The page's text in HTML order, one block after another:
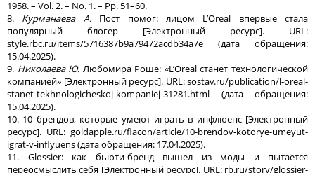
1958. – Vol. 2. – No. 1. – Pp. 51–60.
8. Курманаева А.Пост помог: лицом L’Oreal впервые стала
популярный блогер [Электронный ресурс]. URL:
style.rbc.ru/items/5716387b9a79472acdb34a7e (дата обращения:
15.04.2025).
9. Николаева Ю. Любомира Роше: «L’Oreal станет технологической
компанией» [Электронный ресурс]. URL: sostav.ru/publication/l-oreal-
stanet-tekhnologicheskoj-kompaniej-31281.html (дата обращения:
15.04.2025).
10. 10 брендов, которые умеют играть в инфлюенс [Электронный
ресурс]. URL: goldapple.ru/flacon/article/10-brendov-kotorye-umeyut-
igrat-v-inflyuens (дата обращения: 17.04.2025).
11. Glossier: как бьюти-бренд вышел из моды и пытается
переосмыслить себя [Электронный ресурс]. URL: rb.ru/story/glossier-